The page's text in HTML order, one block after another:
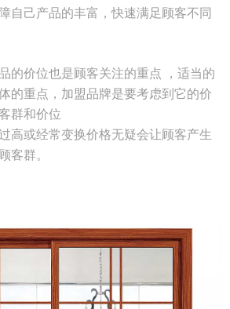
自己产品的丰富，快速满足顾客不同
价位也是顾客关注的重点 ，适当的
的重点，加盟品牌是要考虑到它的价
群和价位
高或经常变换价格无疑会让顾客产生
客群。